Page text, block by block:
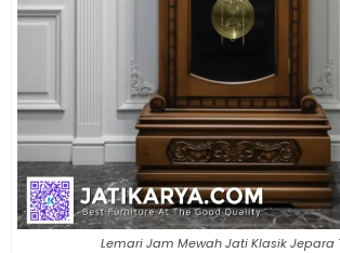
Lemari Jam Mewah Jati Klasik Jepara